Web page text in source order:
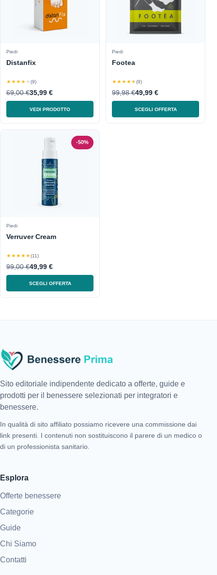
Piedi
Distanfix
★★★★★(9)
69,00 €35,99 €
VEDI PRODOTTO
Piedi
Footea
★★★★★(9)
99,98 €49,99 €
SCEGLI OFFERTA
-50%
Piedi
Verruver Cream
★★★★★(11)
99,00 €49,99 €
SCEGLI OFFERTA
Sito editoriale indipendente dedicato a offerte, guide e
prodotti per il benessere selezionati per integratori e
benessere.
In qualità di sito affiliato possiamo ricevere una commissione dai
link presenti. I contenuti non sostituiscono il parere di un medico o
di un professionista sanitario.
Esplora
Offerte benessere
Categorie
Guide
Chi Siamo
Contatti